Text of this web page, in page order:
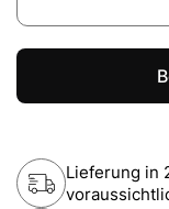
Lieferung in